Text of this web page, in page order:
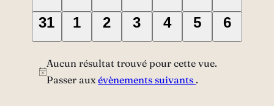
Évènement,
Évènement,
Évènement,
Évènement,
Évènement,
Évènement,
0
Évènement,
31
0
Évènement,
1
0
Évènement,
2
0
Évènement,
3
0
Évènement,
4
0
5
0
6
Aucun résultat trouvé pour cette vue.
Passer auxévènements suivants .